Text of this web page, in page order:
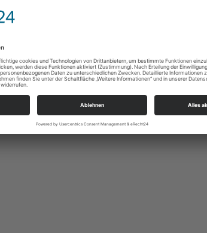
John Witcombe, Coventry Cathedral Und
Ev.-Luth. St. Johannis-Kirche Plauen
https://johanniskirche-plauen.de/
03741 / 226957
kg.plauen_stjohannis@evlks.de